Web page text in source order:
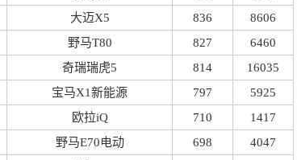
大迈X5 836
8606
野马T80 827
6460
奇瑞瑞虎5 814
16035
宝马X1新能源 797
5925
欧拉iQ 710
1417
野马E70电动 698
4047